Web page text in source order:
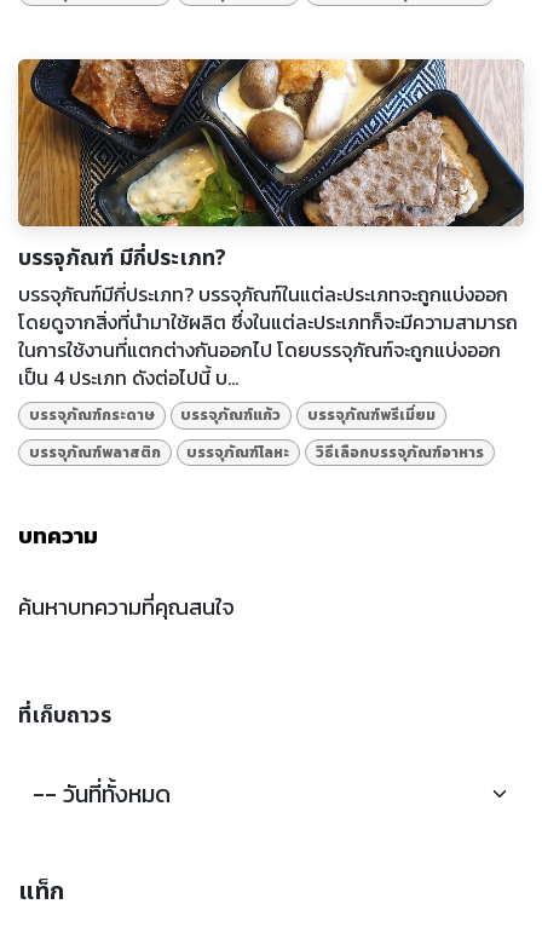
บรรจุภัณฑ์ มีกี่ประเภท?
บรรจุภัณฑ์มีกี่ประเภท? บรรจุภัณฑ์ในแต่ละประเภทจะถูกแบ่งออก
โดยดูจากสิ่งที่นำมาใช้ผลิต ซึ่งในแต่ละประเภทก็จะมีความสามารถ
ในการใช้งานที่แตกต่างกันออกไป โดยบรรจุภัณฑ์จะถูกแบ่งออก
เป็น 4 ประเภท ดังต่อไปนี้ บ...
บรรจุภัณฑ์กระดาษ บรรจุภัณฑ์แก้ว
บรรจุภัณฑ์พรีเมี่ยม
บรรจุภัณฑ์พลาสติก
บรรจุภัณฑ์โลหะ วิธีเลือกบรรจุภัณฑ์อาหาร
บทความ
ค้นหาบทความที่คุณสนใจ
ที่เก็บถาวร
แท็ก